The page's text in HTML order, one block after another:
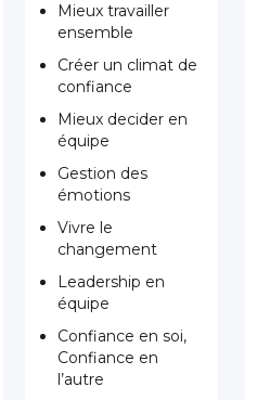
Mieux travailler
ensemble
Créer un climat de
confiance
Mieux decider en
équipe
Gestion des
émotions
Vivre le
changement
Leadership en
équipe
Confiance en soi,
Confiance en
l’autre